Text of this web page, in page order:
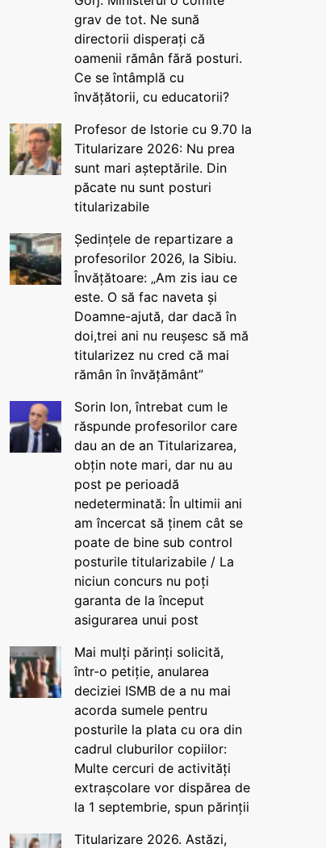
grav de tot. Ne sună
directorii disperați că
oamenii rămân fără posturi.
Ce se întâmplă cu
învățătorii, cu educatorii?
Profesor de Istorie cu 9.70 la
Titularizare 2026: Nu prea
sunt mari așteptările. Din
păcate nu sunt posturi
titularizabile
Ședințele de repartizare a
profesorilor 2026, la Sibiu.
Învățătoare: „Am zis iau ce
este. O să fac naveta și
Doamne-ajută, dar dacă în
doi,trei ani nu reușesc să mă
titularizez nu cred că mai
rămân în învățământ”
Sorin Ion, întrebat cum le
răspunde profesorilor care
dau an de an Titularizarea,
obțin note mari, dar nu au
post pe perioadă
nedeterminată: În ultimii ani
am încercat să ținem cât se
poate de bine sub control
posturile titularizabile / La
niciun concurs nu poți
garanta de la început
asigurarea unui post
Mai mulți părinți solicită,
într-o petiție, anularea
deciziei ISMB de a nu mai
acorda sumele pentru
posturile la plata cu ora din
cadrul cluburilor copiilor:
Multe cercuri de activități
extrașcolare vor dispărea de
la 1 septembrie, spun părinții
Titularizare 2026. Astăzi,